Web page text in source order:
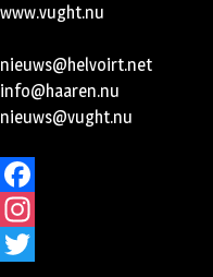
www.vught.nu
nieuws@helvoirt.net
info@haaren.nu
nieuws@vught.nu
Facebook
Instagram